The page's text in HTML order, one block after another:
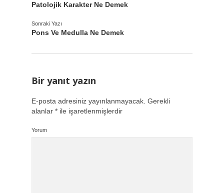
Patolojik Karakter Ne Demek
Sonraki Yazı
Pons Ve Medulla Ne Demek
Bir yanıt yazın
E-posta adresiniz yayınlanmayacak. Gerekli
alanlar * ile işaretlenmişlerdir
Yorum